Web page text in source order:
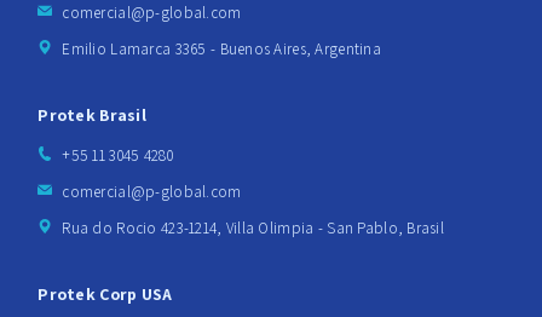
comercial@p-global.com
Emilio Lamarca 3365 - Buenos Aires, Argentina
Protek Brasil
+55 11 3045 4280
comercial@p-global.com
Rua do Rocio 423-1214, Villa Olimpia - San Pablo, Brasil
Protek Corp USA